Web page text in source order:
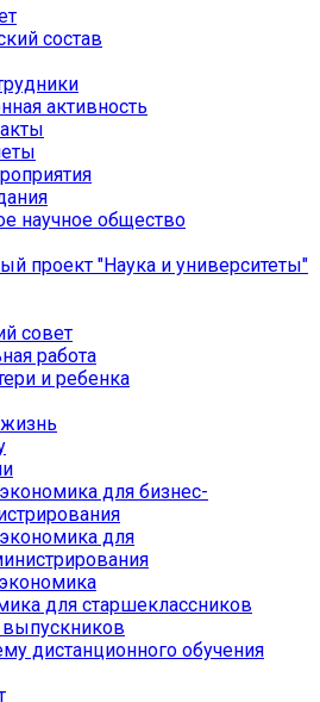
состав
активность
научное общество
проект "Наука и университеты"
совет
работа
и ребенка
для бизнес-
для
для старшеклассников
дистанционного обучения